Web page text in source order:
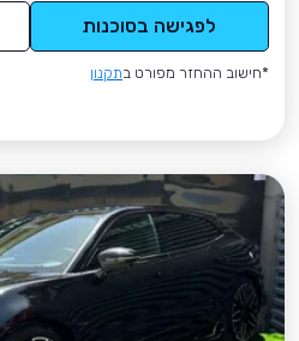
לפגישה בסוכנות
*חישוב ההחזר מפורט בתקנון